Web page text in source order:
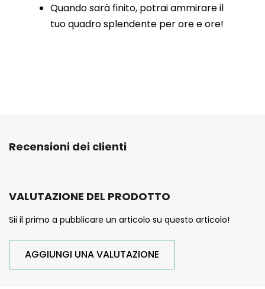
Quando sarà finito, potrai ammirare il
tuo quadro splendente per ore e ore!
Recensioni dei clienti
VALUTAZIONE DEL PRODOTTO
Sii il primo a pubblicare un articolo su questo articolo!
AGGIUNGI UNA VALUTAZIONE